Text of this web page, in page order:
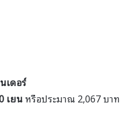
เดอร์
เยนหรือประมาณ 2,067 บาท